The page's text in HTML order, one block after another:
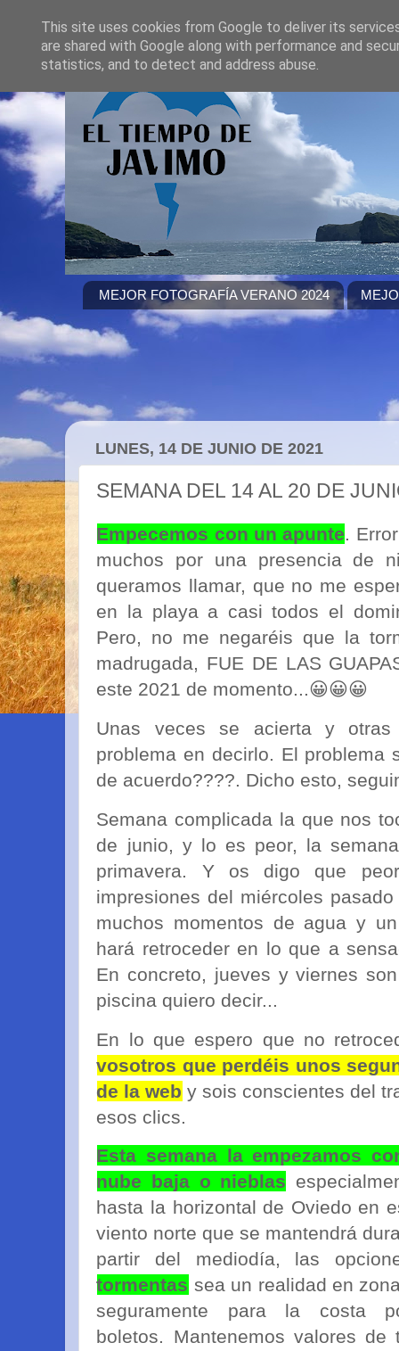
MEJOR FOTOGRAFÍA VERANO 2024
LUNES, 14 DE JUNIO DE 2021
SEMANA DEL 14 AL 20 DE
Empecemos con un apunte.
muchos por una presencia de
queramos llamar, que no me
en la playa a casi todos el
Pero, no me negaréis que la
madrugada, FUE DE LAS
este 2021 de momento...😀😀😀
Unas veces se acierta y
problema en decirlo. El problema
de acuerdo????. Dicho esto,
Semana complicada la que nos
de junio, y lo es peor, la
primavera. Y os digo que
impresiones del miércoles
muchos momentos de agua y
hará retroceder en lo que a
En concreto, jueves y viernes
piscina quiero decir...
En lo que espero que no
vosotros que perdéis unos
de la web y sois conscientes del
esos clics.
Esta semana la empezamos
nube baja o nieblas
hasta la horizontal de Oviedo en
viento norte que se mantendrá
partir del mediodía, las
tormentas sea un realidad en
seguramente para la costa
boletos. Mantenemos valores de
This site uses cookies from Google to deliver its
are shared with Google along with performance and
statistics, and to detect and address abuse.